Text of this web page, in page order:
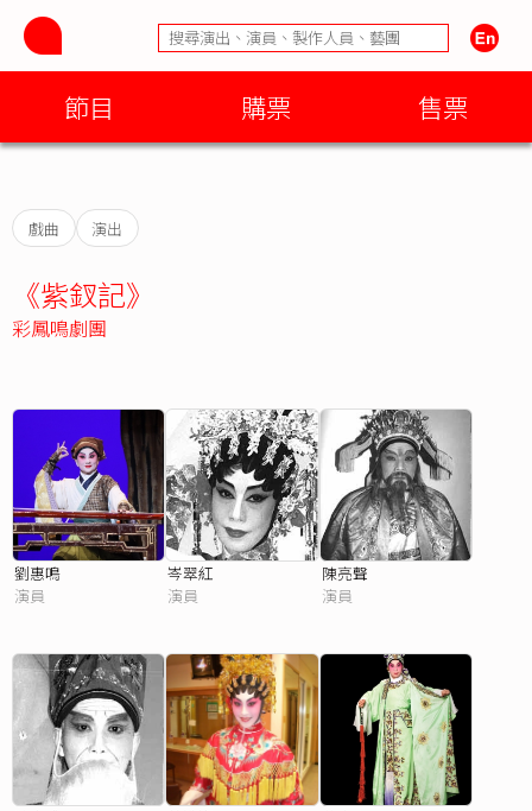
節目 購票 售票
戲曲 演出
《紫釵記》
彩鳳鳴劇團
劉惠鳴
演員
岑翠紅
演員
陳亮聲
演員